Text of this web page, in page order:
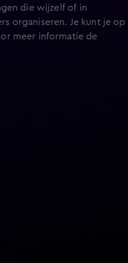
die wijzelf of in
organiseren. Je kunt je op
meer informatie de